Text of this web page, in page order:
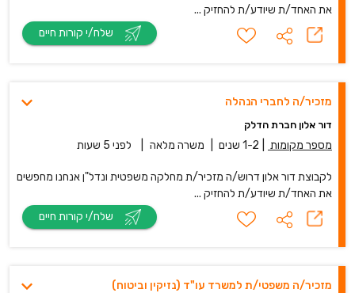
את האחד/ת שיודע/ת להחזיק ...
מזכיר/ה לחברי הנהלה
דור אלון חברת הדלק
מספר מקומות 1-2 שנים משרה מלאה לפני 5 שעות
לקבוצת דור אלון דרוש/ה מזכיר/ת מחלקה משפטית ונדל"ן אנחנו מחפשים
את האחד/ת שיודע/ת להחזיק ...
מזכיר/ה משפטי/ת למשרד עו"ד (נזיקין וביטוח)